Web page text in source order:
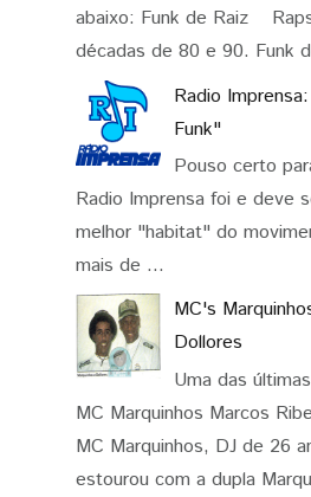
abaixo: Funk de Raiz
décadas de 80 e 90. Funk
Radio
Funk"
Pouso certo
Radio Imprensa foi e deve
melhor "habitat" do
mais de ...
MC's
Dollores
Uma das
MC Marquinhos Marcos
MC Marquinhos, DJ de 26
estourou com a dupla